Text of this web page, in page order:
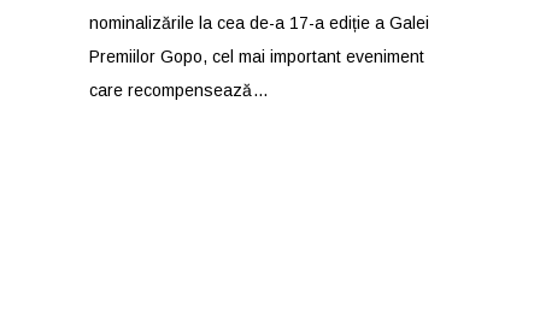
nominalizările la cea de-a 17-a ediție a Galei
Premiilor Gopo, cel mai important eveniment
care recompensează